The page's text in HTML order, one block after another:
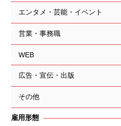
エンタメ・芸能・イベント
営業・事務職
WEB
広告・宣伝・出版
その他
雇用形態